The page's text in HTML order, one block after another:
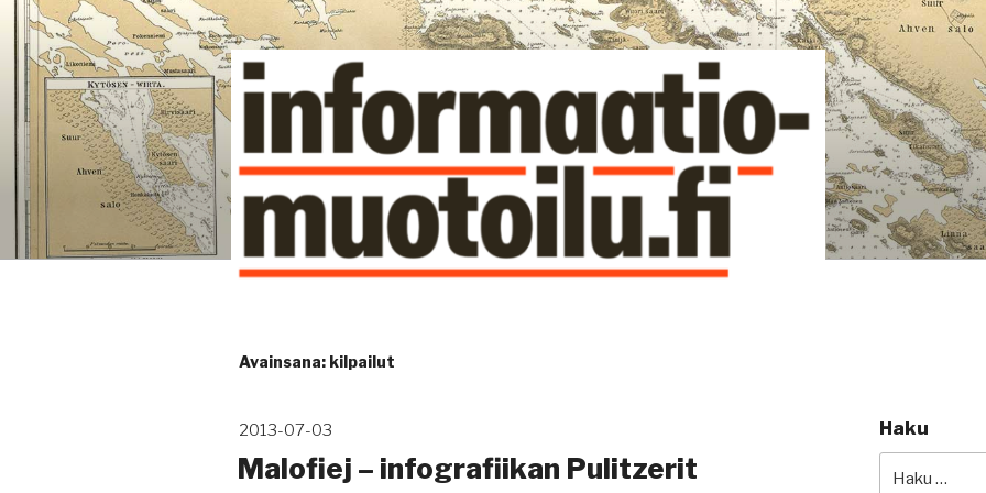
Siirry
sisältöön
Kuinka tieto tehdään näkyväksi
Avainsana: kilpailut
Julkaistu
2013-07-03
Malofiej – infografiikan Pulitzerit
Haku